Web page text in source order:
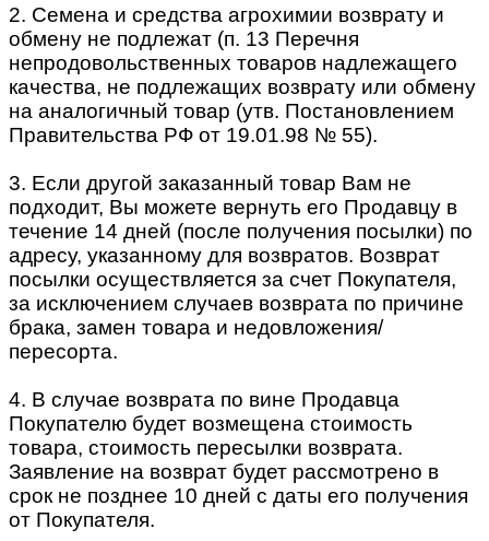
2. Семена и средства агрохимии возврату и
обмену не подлежат (п. 13 Перечня
непродовольственных товаров надлежащего
качества, не подлежащих возврату или обмену
на аналогичный товар (утв. Постановлением
Правительства РФ от 19.01.98 № 55).
3. Если другой заказанный товар Вам не
подходит, Вы можете вернуть его Продавцу в
течение 14 дней (после получения посылки) по
адресу, указанному для возвратов. Возврат
посылки осуществляется за счет Покупателя,
за исключением случаев возврата по причине
брака, замен товара и недовложения/
пересорта.
4. В случае возврата по вине Продавца
Покупателю будет возмещена стоимость
товара, стоимость пересылки возврата.
Заявление на возврат будет рассмотрено в
срок не позднее 10 дней с даты его получения
от Покупателя.